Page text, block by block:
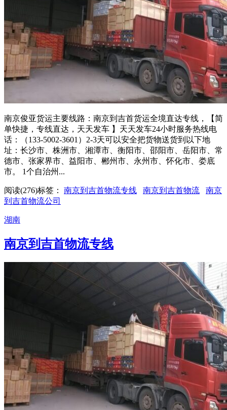
南京俊亚货运主要线路：南京到吉首货运全境直达专线，【简
单快捷，专线直达，天天发车 】天天发车24小时服务热线电
话：（133-5002-3601）2-3天可以安全把货物送货到以下地
址：长沙市、株洲市、湘潭市、衡阳市、邵阳市、岳阳市、常
德市、张家界市、益阳市、郴州市、永州市、怀化市、娄底
市。 1个自治州...
阅读(276)标签： 南京到吉首物流专线 南京到吉首物流
南京
到吉首物流公司
湖南
南京到吉首物流专线